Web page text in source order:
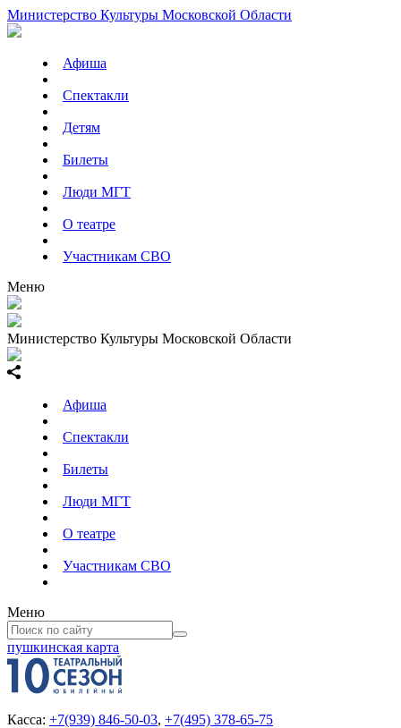
Министерство Культуры Московской Области
Афиша
Спектакли
Детям
Билеты
Люди МГТ
О театре
Участникам СВО
Меню
Министерство Культуры Московской Области
Афиша
Спектакли
Билеты
Люди МГТ
О театре
Участникам СВО
Меню
пушкинская карта
Касса: +7(939) 846-50-03, +7(495) 378-65-75